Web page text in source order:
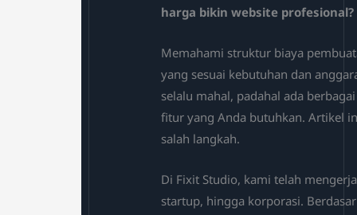
harga bikin website profesional?
Memahami struktur biaya
yang sesuai kebutuhan dan
selalu mahal, padahal ada
fitur yang Anda butuhkan. Artikel
salah langkah.
Di Fixit Studio, kami telah
startup, hingga korporasi.